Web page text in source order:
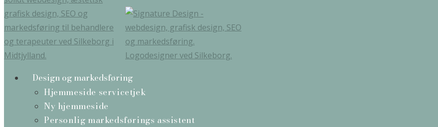
Design og markedsføring
Hjemmeside servicetjek
Ny hjemmeside
Personlig markedsførings assistent